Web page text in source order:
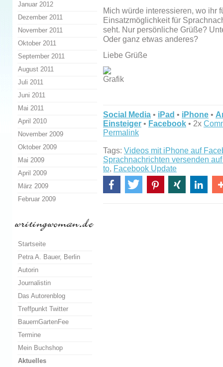
Mich würde interessieren, wo ihr
Einsatzmöglichkeit für
seht. Nur persönliche Grüße?
Oder ganz etwas anderes?
Liebe Grüße
Social Media • iPad • iPhone •
Einsteiger • Facebook • 2x
Permalink
Tags: Videos mit iPhone auf
Sprachnachrichten versenden
to, Facebook Update
Januar 2012
Dezember 2011
November 2011
Oktober 2011
September 2011
August 2011
Juli 2011
Juni 2011
Mai 2011
April 2010
November 2009
Oktober 2009
Mai 2009
April 2009
März 2009
Februar 2009
Startseite
Petra A. Bauer, Berlin
Autorin
Journalistin
Das Autorenblog
Treffpunkt Twitter
BauernGartenFee
Termine
Mein Buchshop
Aktuelles